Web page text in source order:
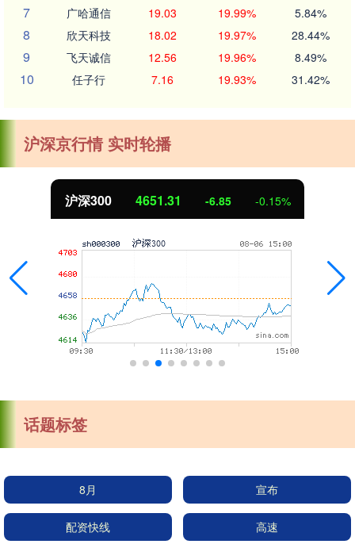
7 广哈通信 19.03 19.99% 5.84%
8 欣天科技 18.02 19.97% 28.44%
9 飞天诚信 12.56 19.96% 8.49%
10 任子行 7.16 19.93% 31.42%
沪深京行情 实时轮播
沪深300 4651.31 -6.85 -0.15%
话题标签
8月 宣布
配资快线 高速